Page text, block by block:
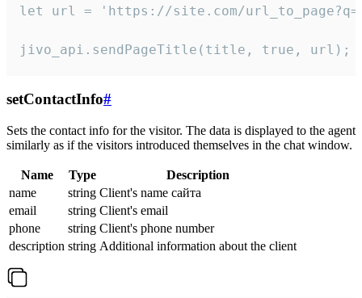
let url = 'https://site.com/
jivo_api.sendPageTitle(title, true, url);
setContactInfo#
Sets the contact info for the visitor. The data is displayed to the agent
similarly as if the visitors introduced themselves in the chat window.
Name Type
Description
name
string Client's name сайта
email
string Client's email
phone
string Client's phone number
description string Additional information about the client